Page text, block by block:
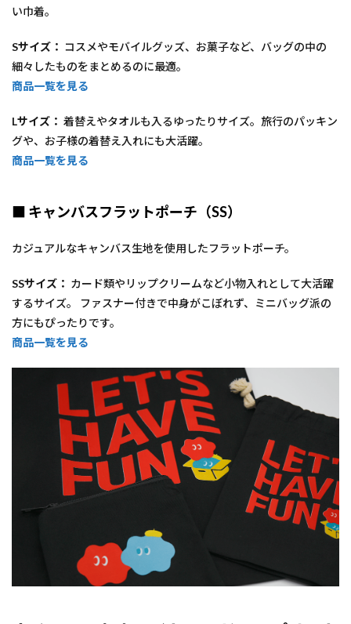
い巾着。
Sサイズ： コスメやモバイルグッズ、お菓子など、バッグの中の
細々したものをまとめるのに最適。
商品一覧を見る
Lサイズ： 着替えやタオルも入るゆったりサイズ。旅行のパッキン
グや、お子様の着替え入れにも大活躍。
商品一覧を見る
■ キャンバスフラットポーチ（SS）
カジュアルなキャンバス生地を使用したフラットポーチ。
SSサイズ： カード類やリップクリームなど小物入れとして大活躍
するサイズ。 ファスナー付きで中身がこぼれず、ミニバッグ派の
方にもぴったりです。
商品一覧を見る